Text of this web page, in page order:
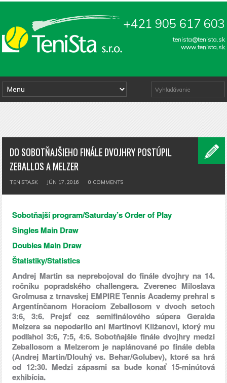
+421 905 617 603
tenista@tenista.sk
www.tenista.sk
DO SOBOTŇAJŠIEHO FINÁLE DVOJHRY POSTÚPIL
ZEBALLOS A MELZER
TENISTA.SK JÚN 17, 2016 0 COMMENTS
Sobotňajší program/Saturday’s Order of Play
Singles Main Draw
Doubles Main Draw
Štatistiky/Statistics
Andrej Martin sa neprebojoval do finále dvojhry na 14.
ročníku popradského challengera. Zverenec Miloslava
Grolmusa z trnavskej EMPIRE Tennis Academy prehral s
Argentínčanom Horaciom Zeballosom v dvoch setoch
3:6, 3:6. Prejsť cez semifinálového súpera Geralda
Melzera sa nepodarilo ani Martinovi Kližanovi, ktorý mu
podľahol 3:6, 7:5, 4:6. Sobotňajšie finále dvojhry medzi
Zeballosom a Melzerom je naplánované po finále debla
(Andrej Martin/Dlouhý vs. Behar/Golubev), ktoré sa hrá
od 12:30. Medzi zápasmi sa bude konať 15-minútová
exhibícia.